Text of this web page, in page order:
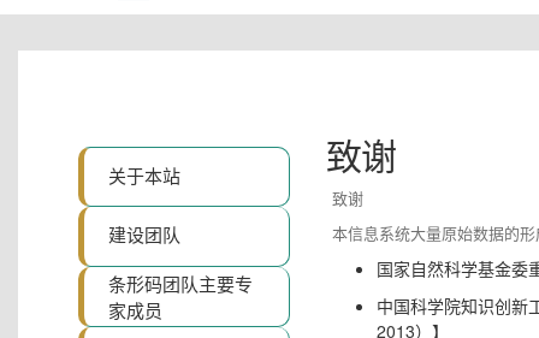
关于本站
建设团队
条形码团队主要专
家成员
致谢
致谢
本信息系统大量原始数据的
国家自然科学基金委
中国科学院知识创新
2013）】